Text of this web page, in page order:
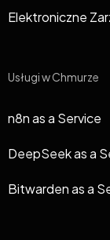
Elektroniczne
Usługi w Chmurze
n8n as a Service
DeepSeek as a
Bitwarden as a